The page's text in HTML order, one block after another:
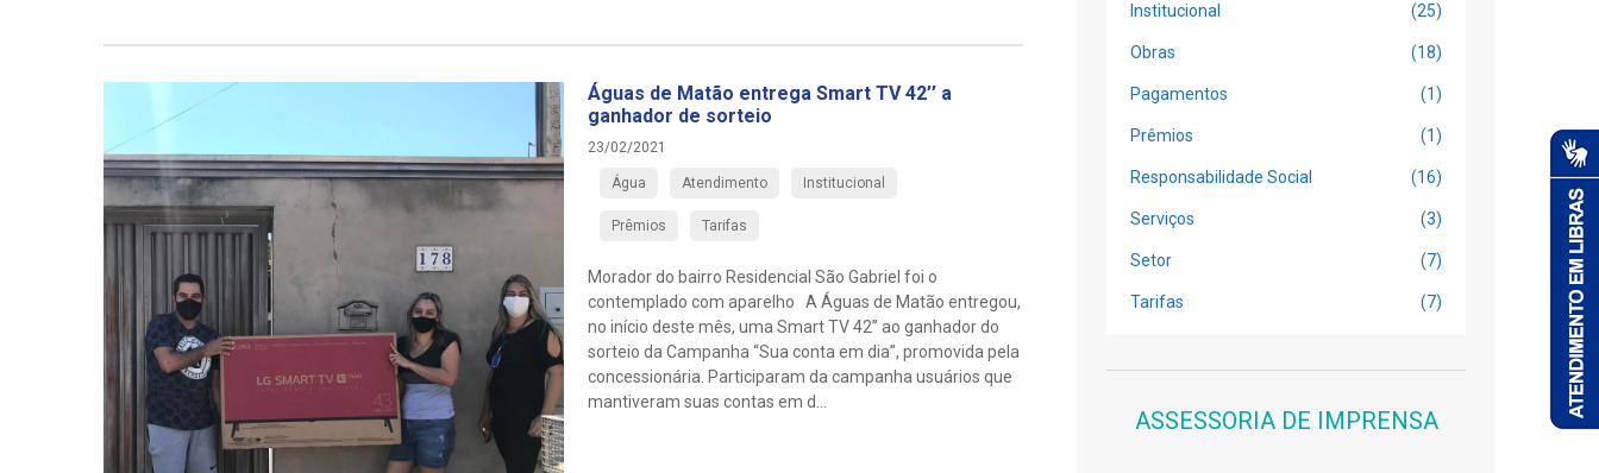
Águas de Matão entrega Smart TV 42’’ a
ganhador de sorteio
23/02/2021
Água Atendimento Institucional
Prêmios Tarifas
Morador do bairro Residencial São Gabriel foi o
contemplado com aparelho A Águas de Matão entregou,
no início deste mês, uma Smart TV 42’’ ao ganhador do
sorteio da Campanha “Sua conta em dia”, promovida pela
concessionária. Participaram da campanha usuários que
mantiveram suas contas em d...
Institucional (25)
Obras (18)
Pagamentos (1)
Prêmios (1)
Responsabilidade Social (16)
Serviços (3)
Setor (7)
Tarifas (7)
ASSESSORIA DE IMPRENSA